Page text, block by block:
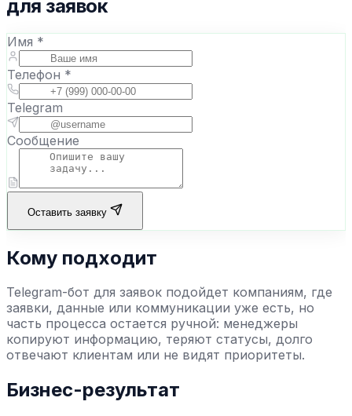
для заявок
Имя *
Телефон *
Telegram
Сообщение
Оставить заявку
Кому подходит
Telegram-бот для заявок подойдет компаниям, где
заявки, данные или коммуникации уже есть, но
часть процесса остается ручной: менеджеры
копируют информацию, теряют статусы, долго
отвечают клиентам или не видят приоритеты.
Бизнес-результат